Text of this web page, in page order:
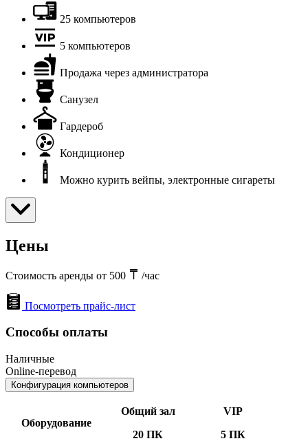
25 компьютеров
5 компьютеров
Продажа через администратора
Санузел
Гардероб
Кондиционер
Можно курить вейпы, электронные сигареты
Цены
Стоимость аренды от 500 /час
Посмотреть прайс-лист
Способы оплаты
Наличные
Online-перевод
Конфигурация компьютеров
Оборудование
Общий зал
20 ПК
VIP
5 ПК